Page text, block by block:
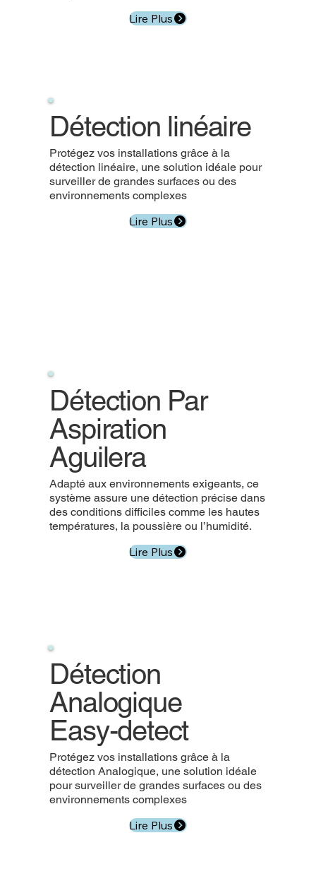
Lire Plus
Détection linéaire
Protégez vos installations grâce à la
détection linéaire, une solution idéale pour
surveiller de grandes surfaces ou des
environnements complexes
Lire Plus
Détection Par
Aspiration
Aguilera
Adapté aux environnements exigeants, ce
système assure une détection précise dans
des conditions difficiles comme les hautes
températures, la poussière ou l’humidité.
Lire Plus
Détection
Analogique
Easy-detect
Protégez vos installations grâce à la
détection Analogique, une solution idéale
pour surveiller de grandes surfaces ou des
environnements complexes
Lire Plus